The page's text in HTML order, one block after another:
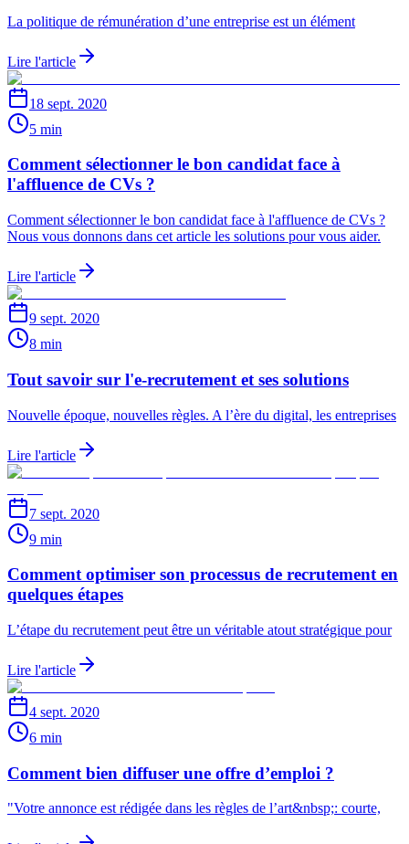
La politique de rémunération d’une entreprise est un élément
Lire l'article
18 sept. 2020
5 min
Comment sélectionner le bon candidat face à
l'affluence de CVs ?
Comment sélectionner le bon candidat face à l'affluence de CVs ?
Nous vous donnons dans cet article les solutions pour vous aider.
Lire l'article
9 sept. 2020
8 min
Tout savoir sur l'e-recrutement et ses solutions
Nouvelle époque, nouvelles règles. A l’ère du digital, les entreprises
Lire l'article
7 sept. 2020
9 min
Comment optimiser son processus de recrutement en
quelques étapes
L’étape du recrutement peut être un véritable atout stratégique pour
Lire l'article
4 sept. 2020
6 min
Comment bien diffuser une offre d’emploi ?
"Votre annonce est rédigée dans les règles de l’art&nbsp;: courte,